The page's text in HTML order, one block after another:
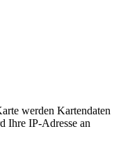
werden Kartendaten
Ihre IP-Adresse an